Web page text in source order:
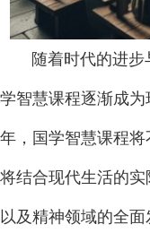
随着时代的进
学智慧课程逐渐成
年，国学智慧课程
将结合现代生活的
以及精神领域的全